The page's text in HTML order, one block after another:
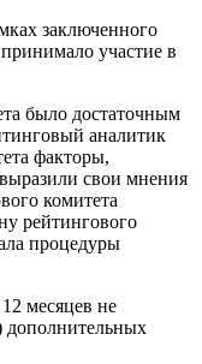
заключенного
участие в
было достаточным
аналитик
факторы,
свои мнения
комитета
рейтингового
процедуры
месяцев не